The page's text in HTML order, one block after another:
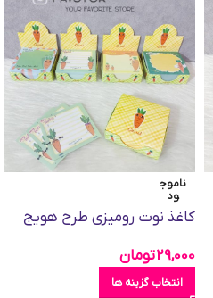
ناموج
ود
کاغذ نوت رومیزی طرح هویج
29,000تومان
انتخاب گزینه ها